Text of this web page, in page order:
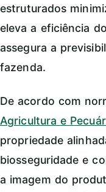
estruturados
eleva a eficiência
assegura a
fazenda.
De acordo com
Agricultura e
propriedade
biosseguridade e
a imagem do